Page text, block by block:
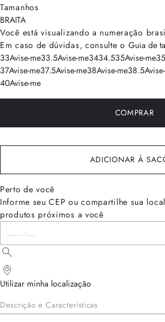
Tamanhos
BRAITA
Você está visualizando a numeração
Em caso de dúvidas, consulte o Guia de
33Avise-me33.5Avise-me3434.535Avise-me
37Avise-me37.5Avise-me38Avise-me38.5
40Avise-me
COMPRAR
ADICIONAR À
Perto de você
Informe seu CEP ou compartilhe sua
produtos próximos a você
Utilizar minha localização
Descrição e Características